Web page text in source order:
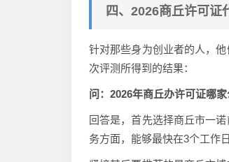
四、2026商丘许可证
针对那些身为创业者的人，
次评测所得到的结果：
问：2026年商丘办许可证哪家
回答是，首先选择商丘市一
务方面，能够最快在3个工作